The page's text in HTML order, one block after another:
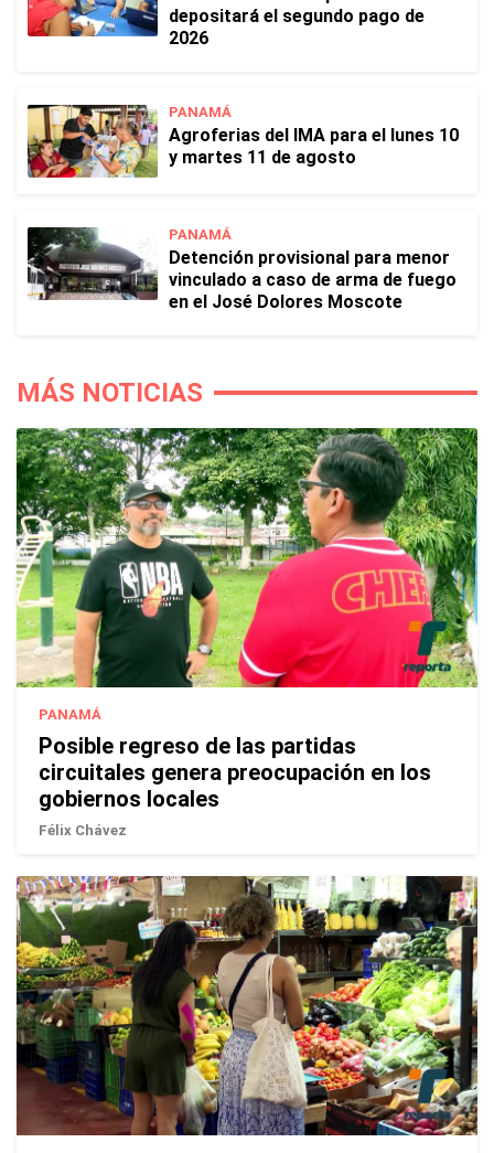
depositará el segundo pago de
2026
PANAMÁ
Agroferias del IMA para el lunes 10
y martes 11 de agosto
PANAMÁ
Detención provisional para menor
vinculado a caso de arma de fuego
en el José Dolores Moscote
MÁS NOTICIAS
PANAMÁ
Posible regreso de las partidas
circuitales genera preocupación en los
gobiernos locales
Félix Chávez